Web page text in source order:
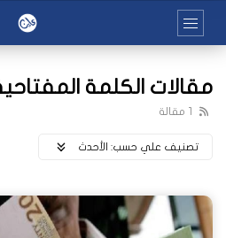
مقالات الكلمة
1 مقالة
تصنيف علي حسب: اﻷحدث